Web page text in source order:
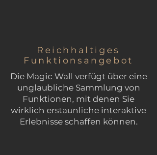
Reichhaltiges
Funktionsangebot
Die Magic Wall verfügt über eine
unglaubliche Sammlung von
Funktionen, mit denen Sie
wirklich erstaunliche interaktive
Erlebnisse schaffen können.